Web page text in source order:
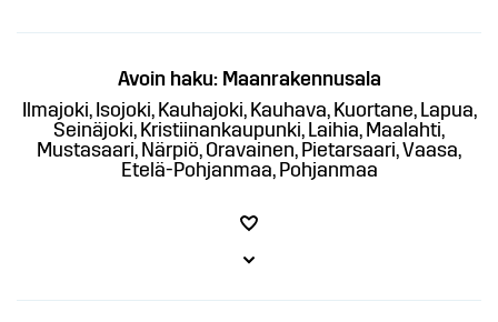
Avoin haku: Maanrakennusala
Ilmajoki, Isojoki, Kauhajoki, Kauhava, Kuortane, Lapua,
Seinäjoki, Kristiinankaupunki, Laihia, Maalahti,
Mustasaari, Närpiö, Oravainen, Pietarsaari, Vaasa,
Etelä-Pohjanmaa, Pohjanmaa